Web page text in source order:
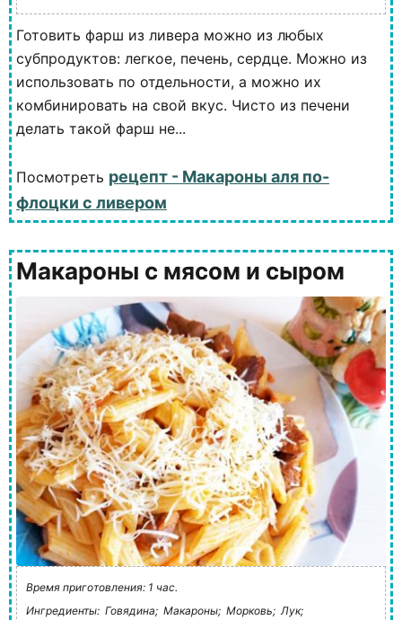
Готовить фарш из ливера можно из любых
субпродуктов: легкое, печень, сердце. Можно из
использовать по отдельности, а можно их
комбинировать на свой вкус. Чисто из печени
делать такой фарш не...
Посмотреть рецепт - Макароны аля по-
флоцки с ливером
Макароны с мясом и сыром
Время приготовления: 1 час.
Ингредиенты: Говядина; Макароны; Морковь; Лук;